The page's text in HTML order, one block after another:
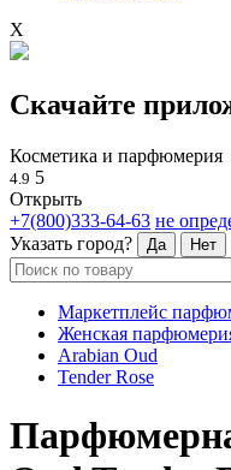
X
Скачайте
Косметика и парфюмерия
4.9 5
Открыть
+7(800)333-64-63 не
Указать город?
Да Нет
Маркетплейс
Женская
Arabian Oud
Tender Rose